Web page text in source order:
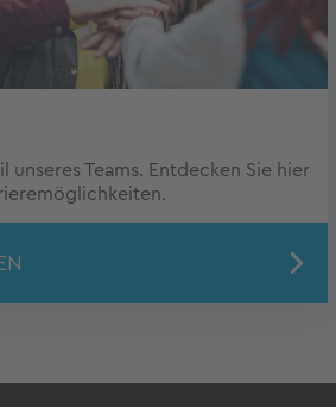
unseres Teams. Entdecken Sie hier